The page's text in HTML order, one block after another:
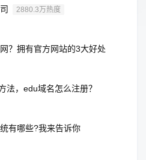
2880.3万热度
？拥有官方网站的3大好处
法，edu域名怎么注册？
有哪些?我来告诉你